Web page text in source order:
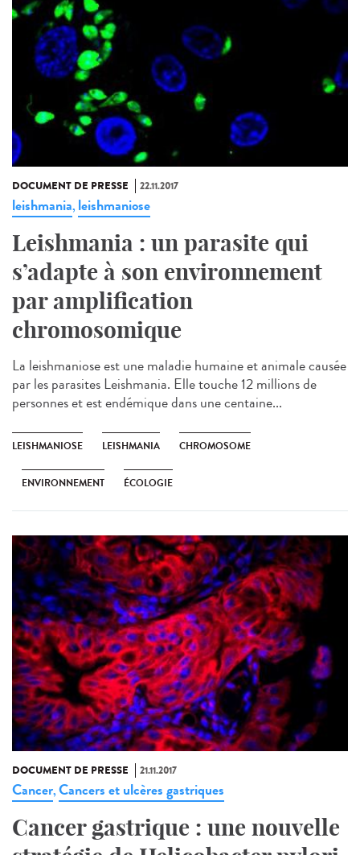
DOCUMENT DE PRESSE 22.11.2017
leishmania, leishmaniose
Leishmania : un parasite qui
s’adapte à son environnement
par amplification
chromosomique
La leishmaniose est une maladie humaine et animale causée
par les parasites Leishmania. Elle touche 12 millions de
personnes et est endémique dans une centaine...
LEISHMANIOSE LEISHMANIA CHROMOSOME
ENVIRONNEMENT ÉCOLOGIE
DOCUMENT DE PRESSE 21.11.2017
Cancer,Cancers et ulcères gastriques
Cancer gastrique : une nouvelle